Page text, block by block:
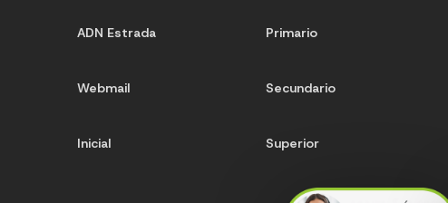
ADN Estrada
Webmail
Inicial
Primario
Secundario
Superior